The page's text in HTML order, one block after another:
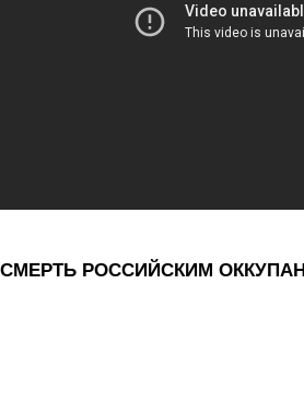
СМЕРТЬ РОССИЙСКИМ